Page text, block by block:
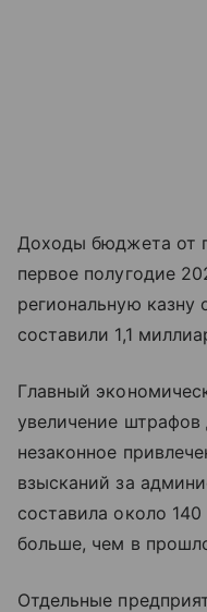
Доходы бюджета от
первое полугодие
региональную казну
составили 1,1
Главный
увеличение штрафов
незаконное
взысканий за
составила около
больше, чем в
Отдельные